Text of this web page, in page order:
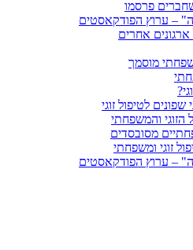
פרסמו
– ערוץ הפודקאסטים
אחרים
מוסמך
לטיפול זוגי
והמשפחתי
מסובסדים
זוגי ומשפחתי
– ערוץ הפודקאסטים